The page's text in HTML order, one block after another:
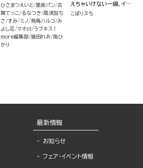
ひさまつえいと 黒柴パン 古
賀てっこ
るなつき 高須加ち
さ すみ ミノ 飛鳥ハルコ み
よし花 マオst ラブキス！
more編集部 猫田れお 南ひ
かり
えちゃいけない一線、イっ
ちゃって… （2）
こぽりヌち
最新情報
お知らせ
フェア・イベント情報